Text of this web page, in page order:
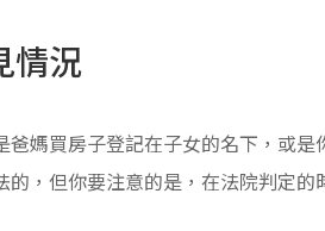
情況
爸媽買房子登記在子女的名下，或
的，但你要注意的是，在法院判定